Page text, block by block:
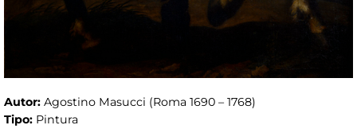
Autor: Agostino Masucci (Roma 1690 – 1768)
Tipo: Pintura